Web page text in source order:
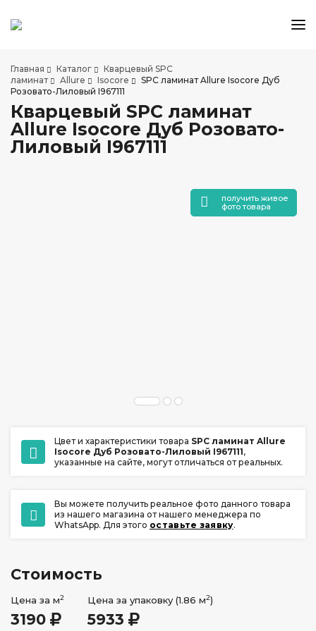
АКЦИИ И СКИДКИ
О КОМПАНИИ
НАШИ МАГАЗИНЫ
ДОСТАВКА И ОПЛАТА
ежедневно с 10:00 до 20:00
Главная Каталог
Кварцевый SPC
ламинат
Allure Isocore
SPC ламинат Allure Isocore Дуб
Розовато-Лиловый I967111
Кварцевый SPC ламинат
Allure Isocore Дуб Розовато-
Лиловый I967111
получить живое
фото товара
Цвет и характеристики товара SPC ламинат Allure
Isocore Дуб Розовато-Лиловый I967111,
указанные на сайте, могут отличаться от реальных.
Вы можете получить реальное фото данного товара
из нашего магазина от нашего менеджера по
WhatsApp. Для этого оставьте заявку.
Стоимость
Цена за м2
3190
Цена за упаковку (1.86 м2)
5933